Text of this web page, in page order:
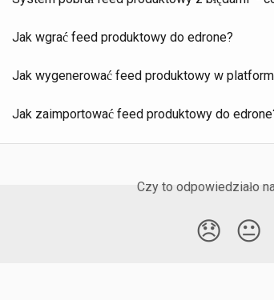
Jak wgrać feed produktowy do edrone?
Jak wygenerować feed produktowy w
Jak zaimportować feed produktowy do
Czy to odpowiedziało
😞 😐